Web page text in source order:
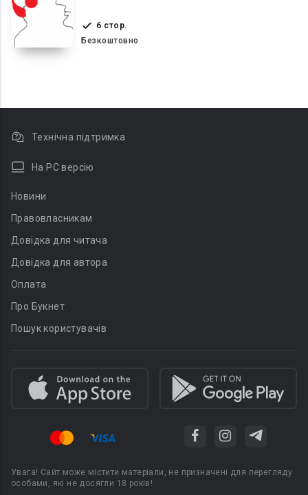
6 стор.
Безкоштовно
Технічна підтримка
На PC версію
Новини
Правовласникам
Довідка для читача
Довідка для автора
Оплата
Про Букнет
Пошук користувачів
Увага! Сайт може містити матеріали, не призначені для перегляду
особами, які не досягли 18 років!